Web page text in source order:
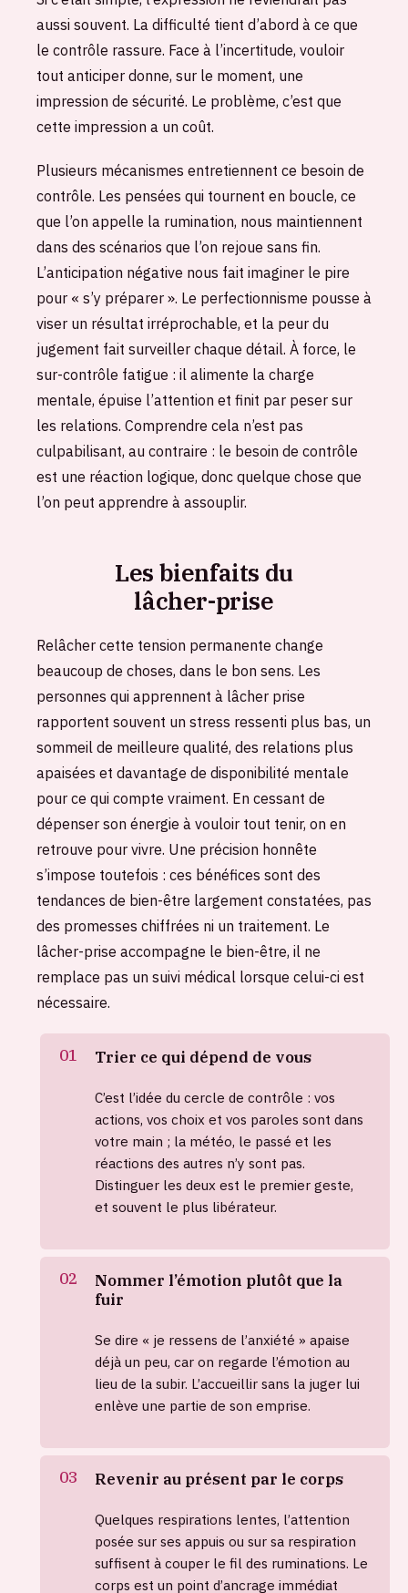
aussi souvent. La difficulté tient d’abord à ce que
le contrôle rassure. Face à l’incertitude, vouloir
tout anticiper donne, sur le moment, une
impression de sécurité. Le problème, c’est que
cette impression a un coût.
Plusieurs mécanismes entretiennent ce besoin de
contrôle. Les pensées qui tournent en boucle, ce
que l’on appelle la rumination, nous maintiennent
dans des scénarios que l’on rejoue sans fin.
L’anticipation négative nous fait imaginer le pire
pour « s’y préparer ». Le perfectionnisme pousse à
viser un résultat irréprochable, et la peur du
jugement fait surveiller chaque détail. À force, le
sur-contrôle fatigue : il alimente la charge
mentale, épuise l’attention et finit par peser sur
les relations. Comprendre cela n’est pas
culpabilisant, au contraire : le besoin de contrôle
est une réaction logique, donc quelque chose que
l’on peut apprendre à assouplir.
Les bienfaits du
lâcher-prise
Relâcher cette tension permanente change
beaucoup de choses, dans le bon sens. Les
personnes qui apprennent à lâcher prise
rapportent souvent un stress ressenti plus bas, un
sommeil de meilleure qualité, des relations plus
apaisées et davantage de disponibilité mentale
pour ce qui compte vraiment. En cessant de
dépenser son énergie à vouloir tout tenir, on en
retrouve pour vivre. Une précision honnête
s’impose toutefois : ces bénéfices sont des
tendances de bien-être largement constatées, pas
des promesses chiffrées ni un traitement. Le
lâcher-prise accompagne le bien-être, il ne
remplace pas un suivi médical lorsque celui-ci est
nécessaire.
Trier ce qui dépend de vous
C’est l’idée du cercle de contrôle : vos
actions, vos choix et vos paroles sont dans
votre main ; la météo, le passé et les
réactions des autres n’y sont pas.
Distinguer les deux est le premier geste,
et souvent le plus libérateur.
Nommer l’émotion plutôt que la
fuir
Se dire « je ressens de l’anxiété » apaise
déjà un peu, car on regarde l’émotion au
lieu de la subir. L’accueillir sans la juger lui
enlève une partie de son emprise.
Revenir au présent par le corps
Quelques respirations lentes, l’attention
posée sur ses appuis ou sur sa respiration
suffisent à couper le fil des ruminations. Le
corps est un point d’ancrage immédiat